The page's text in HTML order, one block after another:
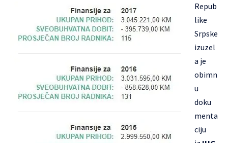
Repub
like
Srpske
izuzel
a je
obimn
u
doku
menta
ciju